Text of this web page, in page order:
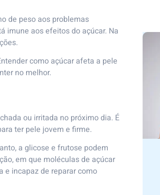
de peso aos problemas
imune aos efeitos do açúcar. Na
como açúcar afeta a pele
no melhor.
ou irritada no próximo dia. É
ter pele jovem e firme.
a glicose e frutose podem
em que moléculas de açúcar
e incapaz de reparar como